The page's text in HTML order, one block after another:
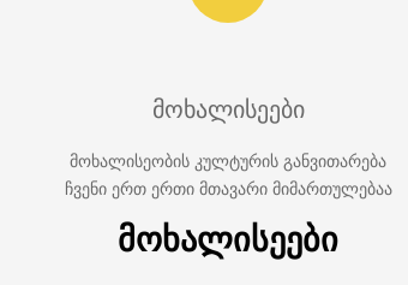
მოხალისეები
მოხალისეობის კულტურის განვითარება
ჩვენი ერთ ერთი მთავარი მიმართულებაა
მოხალისეები